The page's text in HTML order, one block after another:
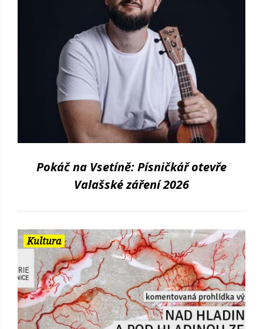
Pokáč na Vsetíně: Písničkář otevře
Valašské záření 2026
Kultura